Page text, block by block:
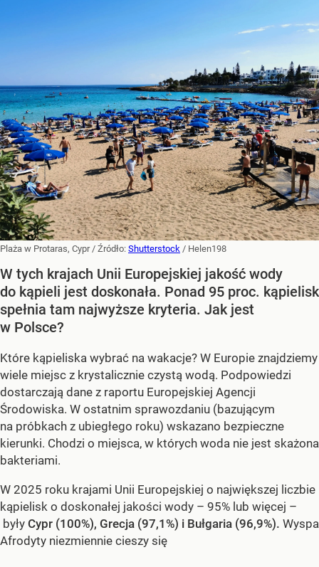
Plaża w Protaras, Cypr / Źródło: Shutterstock / Helen198
W tych krajach Unii Europejskiej jakość wody
do kąpieli jest doskonała. Ponad 95 proc. kąpielisk
spełnia tam najwyższe kryteria. Jak jest
w Polsce?
Które kąpieliska wybrać na wakacje? W Europie znajdziemy
wiele miejsc z krystalicznie czystą wodą. Podpowiedzi
dostarczają dane z raportu Europejskiej Agencji
Środowiska. W ostatnim sprawozdaniu (bazującym
na próbkach z ubiegłego roku) wskazano bezpieczne
kierunki. Chodzi o miejsca, w których woda nie jest skażona
bakteriami.
W 2025 roku krajami Unii Europejskiej o największej liczbie
kąpielisk o doskonałej jakości wody – 95% lub więcej –
były Cypr (100%), Grecja (97,1%) i Bułgaria (96,9%). Wyspa
Afrodyty niezmiennie cieszy się